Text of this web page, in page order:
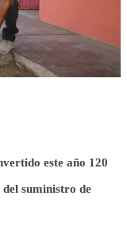
este año 120
del suministro de